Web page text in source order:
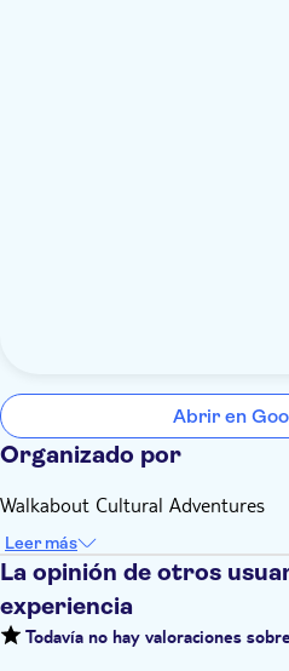
Abrir en
Organizado por
Walkabout Cultural Adventures
Leer más
La opinión de otros
experiencia
Todavía no hay valoraciones